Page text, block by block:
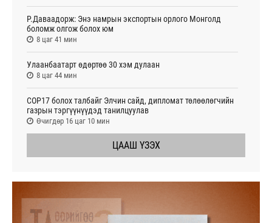
Р.Даваадорж: Энэ намрын экспортын орлого Монголд
боломж олгож болох юм
8 цаг 41 мин
Улаанбаатарт өдөртөө 30 хэм дулаан
8 цаг 44 мин
СОР17 болох талбайг Элчин сайд, дипломат төлөөлөгчийн
газрын тэргүүнүүдэд танилцуулав
Өчигдөр 16 цаг 10 мин
ЦААШ ҮЗЭХ